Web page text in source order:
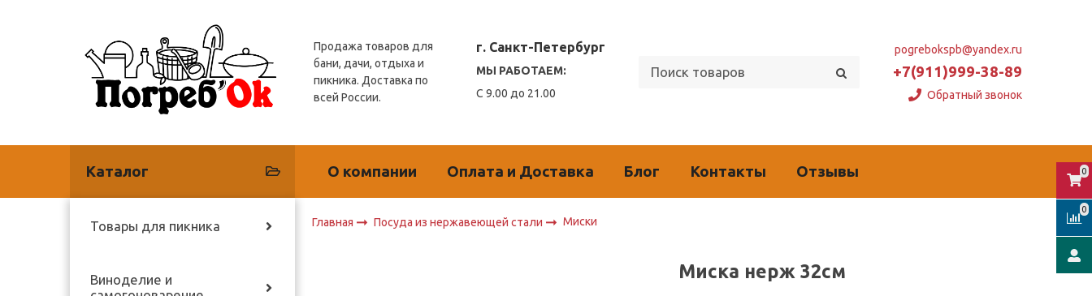
Продажа товаров для
бани, дачи, отдыха и
пикника. Доставка по
всей России.
г. Санкт-Петербург
МЫ РАБОТАЕМ:
С 9.00 до 21.00
pogrebokspb@yandex.ru
+7(911)999-38-89
Обратный звонок
Каталог О компании Оплата и Доставка Блог Контакты Отзывы
Товары для пикника
Виноделие и
Главная Посуда из нержавеющей стали Миски
Миска нерж 32см
0
0